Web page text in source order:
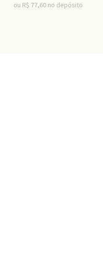
ou R$ 77,60 no depósito